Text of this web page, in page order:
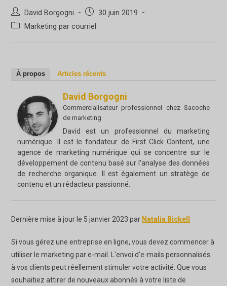
Auteur/autrice
de
David Borgogni
Poste
publié
30 juin 2019
Catégorie
Marketing par courriel
À propos Articles récents
David Borgogni
Commercialisateur professionnel chez Sacoche
de marketing
David est un professionnel du marketing
numérique. Il est le fondateur de First Click Content, une
agence de marketing numérique qui se concentre sur le
développement de contenu basé sur l'analyse des données
de recherche organique. Il est également un stratège de
contenu et un rédacteur passionné.
Dernière mise à jour le 5 janvier 2023 par Natalia Bickell
Si vous gérez une entreprise en ligne, vous devez commencer à
utiliser le marketing par e-mail. L'envoi d'e-mails personnalisés
à vos clients peut réellement stimuler votre activité. Que vous
souhaitiez attirer de nouveaux abonnés à votre liste de